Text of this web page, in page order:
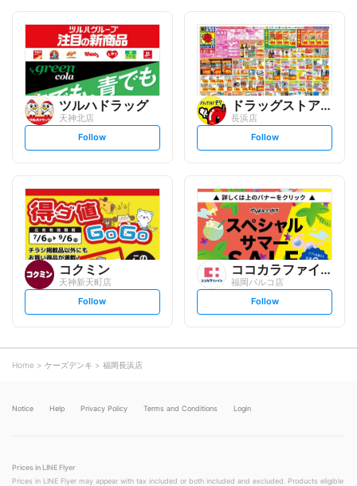
l
o
w
l
o
w
ツルハドラッグ
天神北店
s
t
l
o
w
Follow
ドラッグストアモリ
長浜店
s
t
l
o
w
Follow
コクミン
天神新天町店
s
t
o
w
Follow
ココカラファイン
福岡パルコ店
s
t
Follow
Home ケーズデンキ 福岡長浜店
Notice Help Privacy Policy Terms and Conditions Login
Prices in LINE Flyer
Prices in LINE Flyer may appear with tax included or both included and excluded. Products eligible